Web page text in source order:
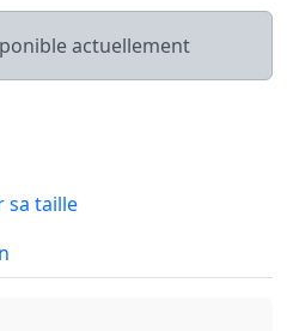
actuellement
sa taille